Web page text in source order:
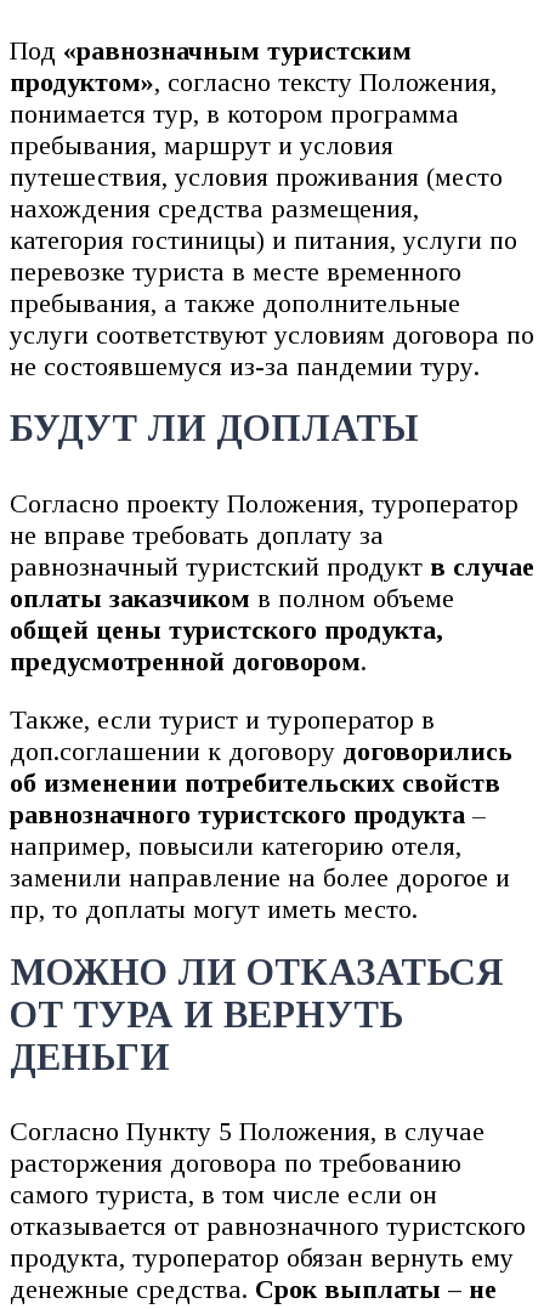
Под «равнозначным туристским
продуктом», согласно тексту Положения,
понимается тур, в котором программа
пребывания, маршрут и условия
путешествия, условия проживания (место
нахождения средства размещения,
категория гостиницы) и питания, услуги по
перевозке туриста в месте временного
пребывания, а также дополнительные
услуги соответствуют условиям договора по
не состоявшемуся из-за пандемии туру.
БУДУТ ЛИ ДОПЛАТЫ
Согласно проекту Положения, туроператор
не вправе требовать доплату за
равнозначный туристский продукт в случае
оплаты заказчиком в полном объеме
общей цены туристского продукта,
предусмотренной договором.
Также, если турист и туроператор в
доп.соглашении к договору договорились
об изменении потребительских свойств
равнозначного туристского продукта –
например, повысили категорию отеля,
заменили направление на более дорогое и
пр, то доплаты могут иметь место.
МОЖНО ЛИ ОТКАЗАТЬСЯ
ОТ ТУРА И ВЕРНУТЬ
ДЕНЬГИ
Согласно Пункту 5 Положения, в случае
расторжения договора по требованию
самого туриста, в том числе если он
отказывается от равнозначного туристского
продукта, туроператор обязан вернуть ему
денежные средства. Срок выплаты – не